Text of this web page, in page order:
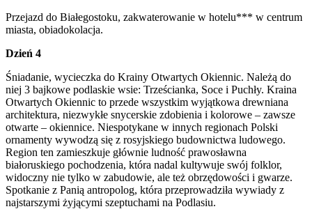
Przejazd do Białegostoku, zakwaterowanie w hotelu*** w centrum
miasta, obiadokolacja.
Dzień 4
Śniadanie, wycieczka do Krainy Otwartych Okiennic. Należą do
niej 3 bajkowe podlaskie wsie: Trześcianka, Soce i Puchły. Kraina
Otwartych Okiennic to przede wszystkim wyjątkowa drewniana
architektura, niezwykłe snycerskie zdobienia i kolorowe – zawsze
otwarte – okiennice. Niespotykane w innych regionach Polski
ornamenty wywodzą się z rosyjskiego budownictwa ludowego.
Region ten zamieszkuje głównie ludność prawosławna
białoruskiego pochodzenia, która nadal kultywuje swój folklor,
widoczny nie tylko w zabudowie, ale też obrzędowości i gwarze.
Spotkanie z Panią antropolog, która przeprowadziła wywiady z
najstarszymi żyjącymi szeptuchami na Podlasiu.